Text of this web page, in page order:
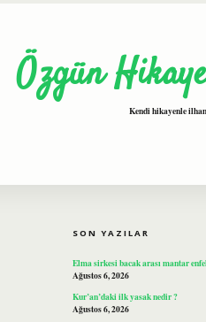
Özgün
Kendi hikayenle
SON YAZILAR
Elma sirkesi bacak arası mantar
Ağustos 6, 2026
Kur’an’daki ilk yasak nedir ?
Ağustos 6, 2026